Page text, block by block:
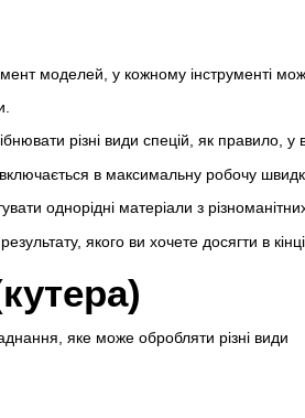
моделей, у кожному інструменті
різні види спецій, як правило, у
в максимальну робочу
однорідні матеріали з різноманітних
якого ви хочете досягти в
яке може обробляти різні види